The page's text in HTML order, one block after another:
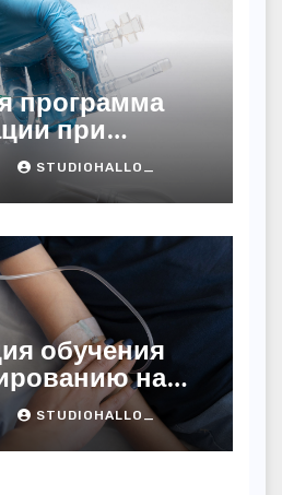
программа
при
зависимости
STUDIOHALLO_
обучения
на
STUDIOHALLO_